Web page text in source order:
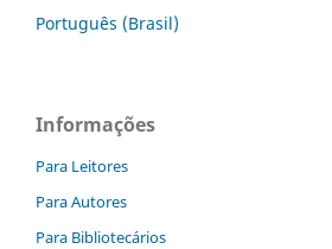
Português (Brasil)
Informações
Para Leitores
Para Autores
Para Bibliotecários